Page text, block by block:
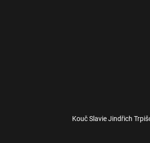
Kouč Slavie Jindřich